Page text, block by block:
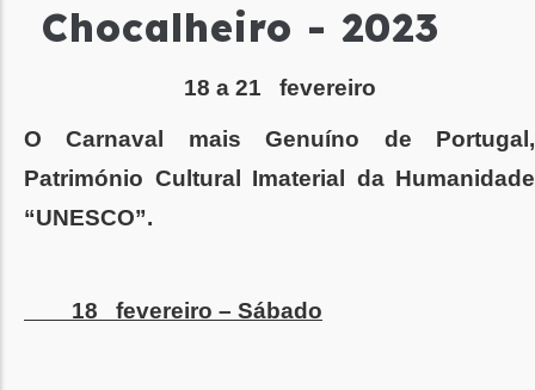
Chocalheiro - 2023
18 a 21 fevereiro
O Carnaval mais Genuíno de Portugal,
Património Cultural Imaterial da Humanidade
“UNESCO”.
18 fevereiro – Sábado